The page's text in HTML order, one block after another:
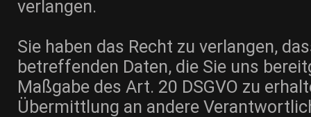
verlangen.
Sie haben das Recht zu verlangen,
betreffenden Daten, die Sie uns
Maßgabe des Art. 20 DSGVO zu
Übermittlung an andere